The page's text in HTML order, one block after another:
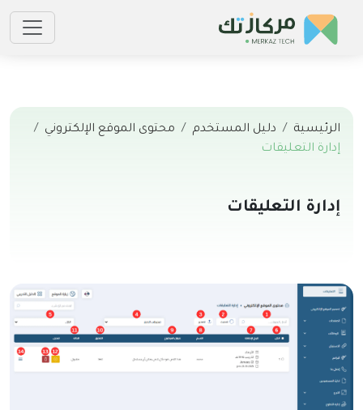
الرئيسية دليل المستخدم
محتوى الموقع الإلكتروني
إدارة التعليقات
إدارة التعليقات